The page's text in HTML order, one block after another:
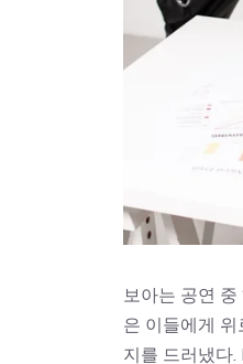
보아는 공연
은 이들에게 위
지를 드러냈다